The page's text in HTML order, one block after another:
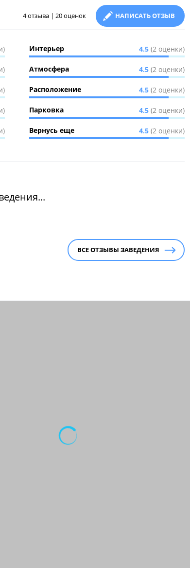
4 отзыва | 20 оценок НАПИСАТЬ ОТЗЫВ
Интерьер 4.5 (2 оценки)
Атмосфера 4.5 (2 оценки)
Расположение 4.5 (2 оценки)
Парковка 4.5 (2 оценки)
Вернусь еще 4.5 (2 оценки)
ВСЕ ОТЗЫВЫ ЗАВЕДЕНИЯ